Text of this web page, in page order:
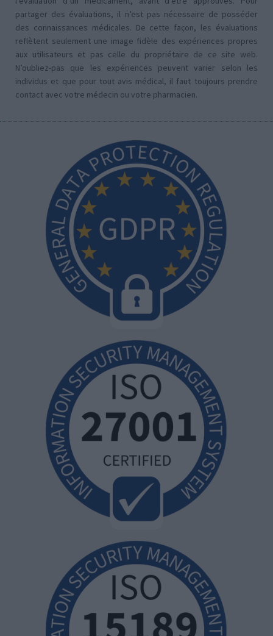
partager des évaluations, il n’est pas nécessaire de posséder
des connaissances médicales. De cette façon, les évaluations
reflètent seulement une image fidèle des expériences propres
aux utilisateurs et pas celle du propriétaire de ce site web.
N’oubliez-pas que les expériences peuvent varier selon les
individus et que pour tout avis médical, il faut toujours prendre
contact avec votre médecin ou votre pharmacien.